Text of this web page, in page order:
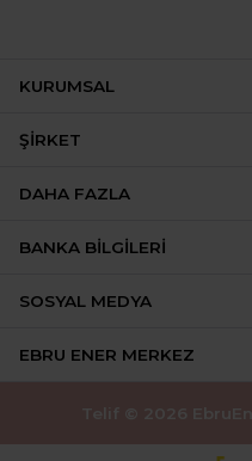
KURUMSAL
ŞIRKET
DAHA FAZLA
BANKA BILGILERI
SOSYAL MEDYA
EBRU ENER MERKEZ